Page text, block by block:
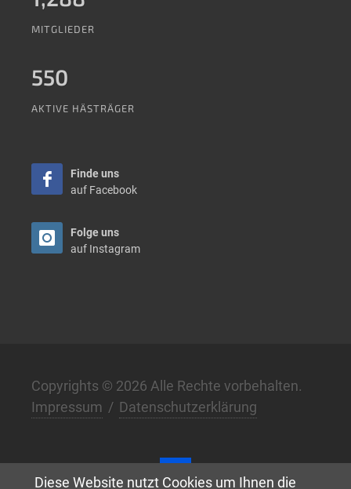
MITGLIEDER
550
AKTIVE HÄSTRÄGER
Finde uns
auf Facebook
Folge uns
auf Instagram
Copyrights © 2026 Alle Rechte vorbehalten.
Impressum / Datenschutzerklärung
Diese Website nutzt Cookies um Ihnen die